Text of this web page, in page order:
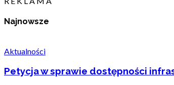
Najnowsze
Aktualności
Petycja w sprawie dostępności